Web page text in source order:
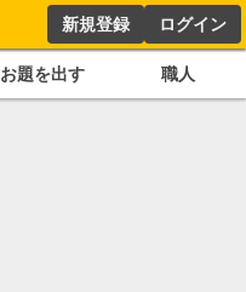
新規登録 ログイン
お題を出す 職人